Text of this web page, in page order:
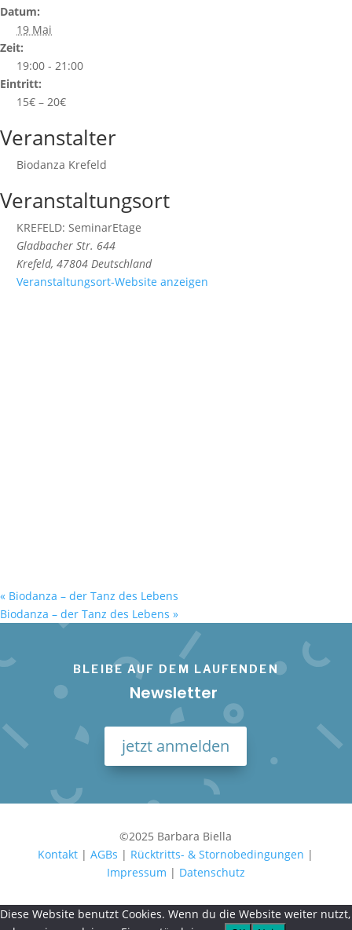
Datum:
19 Mai
Zeit:
19:00 - 21:00
Eintritt:
15€ – 20€
Veranstalter
Biodanza Krefeld
Veranstaltungsort
KREFELD: SeminarEtage
Gladbacher Str. 644
Krefeld, 47804 Deutschland
Veranstaltungsort-Website anzeigen
« Biodanza – der Tanz des Lebens
Biodanza – der Tanz des Lebens »
BLEIBE AUF DEM LAUFENDEN
Newsletter
jetzt anmelden
©2025 Barbara Biella
Kontakt |AGBs | Rücktritts- & Stornobedingungen |
Impressum | Datenschutz
Diese Website benutzt Cookies. Wenn du die Website weiter nutzt,